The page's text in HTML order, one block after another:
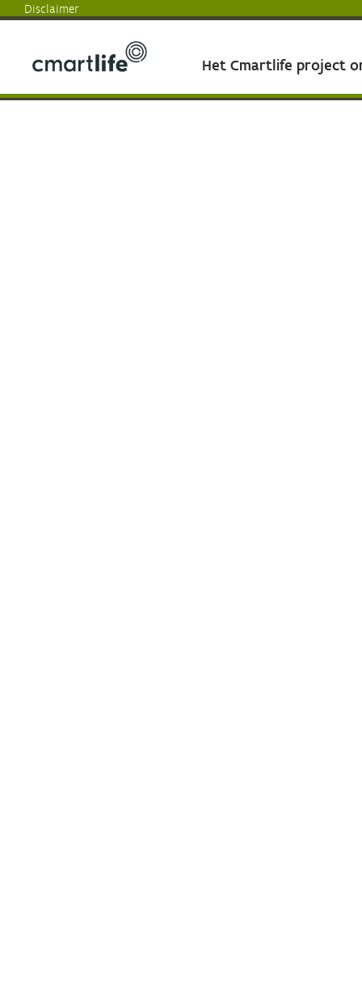
Disclaimer
Het Cmartlife project